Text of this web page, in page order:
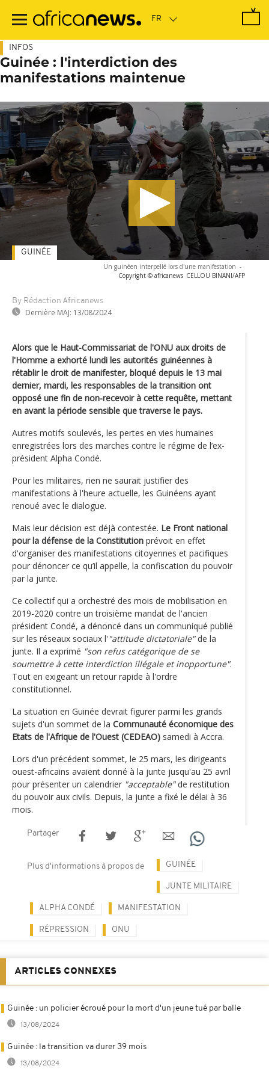
contenu
INFOS
Guinée : l'interdiction des
manifestations maintenue
Un guinéen interpellé lors d'une manifestation -
Copyright © africanews CELLOU BINANI/AFP
By Rédaction Africanews
Dernière MAJ: 13/08/2024
GUINÉE
Alors que le Haut-Commissariat de l'ONU aux droits de
l'Homme a exhorté lundi les autorités guinéennes à
rétablir le droit de manifester, bloqué depuis le 13 mai
dernier, mardi, les responsables de la transition ont
opposé une fin de non-recevoir à cette requête, mettant
en avant la période sensible que traverse le pays.
Autres motifs soulevés, les pertes en vies humaines
enregistrées lors des marches contre le régime de l’ex-
président Alpha Condé.
Pour les militaires, rien ne saurait justifier des
manifestations à l'heure actuelle, les Guinéens ayant
renoué avec le dialogue.
Mais leur décision est déjà contestée. Le Front national
pour la défense de la Constitution prévoit en effet
d'organiser des manifestations citoyennes et pacifiques
pour dénoncer ce qu’il appelle, la confiscation du pouvoir
par la junte.
Ce collectif qui a orchestré des mois de mobilisation en
2019-2020 contre un troisième mandat de l'ancien
président Condé, a dénoncé dans un communiqué publié
sur les réseaux sociaux l' "attitude dictatoriale"de la
junte. Il a exprimé "son refus catégorique de se
soumettre à cette interdiction illégale et inopportune".
Tout en exigeant un retour rapide à l'ordre
constitutionnel.
La situation en Guinée devrait figurer parmi les grands
sujets d'un sommet de la Communauté économique des
Etats de l'Afrique de l'Ouest (CEDEAO) samedi à Accra.
Lors d'un précédent sommet, le 25 mars, les dirigeants
ouest-africains avaient donné à la junte jusqu'au 25 avril
pour présenter un calendrier "acceptable"de restitution
du pouvoir aux civils. Depuis, la junte a fixé le délai à 36
mois.
Partager
Plus d'informations à propos de GUINÉE
JUNTE MILITAIRE
ALPHA CONDÉ MANIFESTATION
RÉPRESSION ONU
ARTICLES CONNEXES
Guinée : un policier écroué pour la mort d'un jeune tué par balle
13/08/2024
Guinée : la transition va durer 39 mois
13/08/2024